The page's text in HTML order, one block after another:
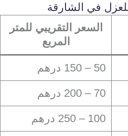
في الشارقة
السعر التقريبي للمتر
المربع
50 – 150 درهم
70 – 200 درهم
100 – 250 درهم